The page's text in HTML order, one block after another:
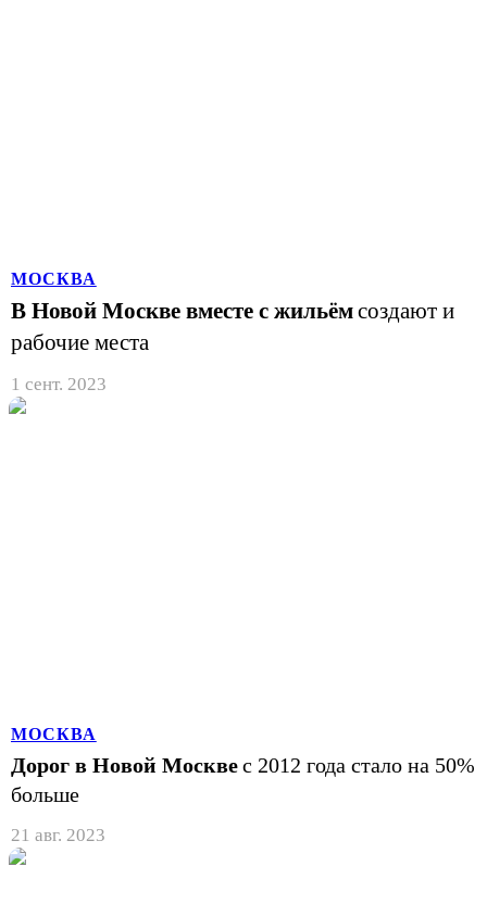
МОСКВА
В Новой Москве вместе с жильёмсоздают и
рабочие места
1 сент. 2023
МОСКВА
Дорог в Новой Москвес 2012 года стало на 50%
больше
21 авг. 2023